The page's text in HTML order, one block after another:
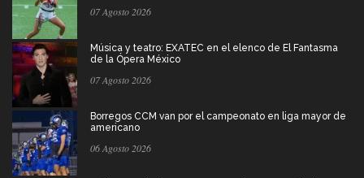
07 Agosto 2026
Música y teatro: EXATEC en el elenco de El Fantasma
de la Ópera México
07 Agosto 2026
Borregos CCM van por el campeonato en liga mayor de
americano
06 Agosto 2026